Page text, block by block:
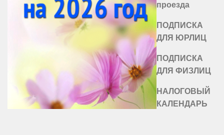
проезда
ПОДПИСКА
ДЛЯ ЮРЛИЦ
ПОДПИСКА
ДЛЯ ФИЗЛИЦ
НАЛОГОВЫЙ
КАЛЕНДАРЬ